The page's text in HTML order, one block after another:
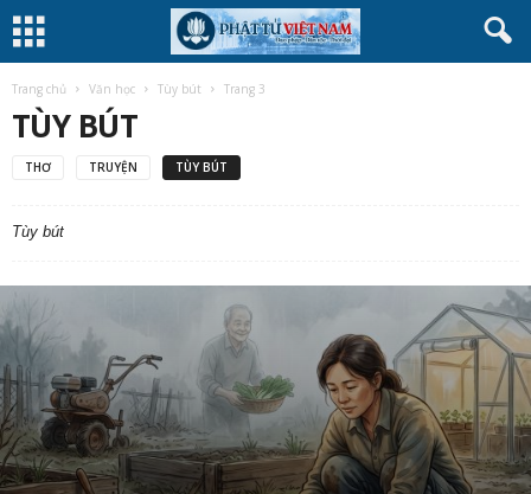
Trang chủ Văn học Tùy bút Trang 3
TÙY BÚT
THƠ TRUYỆN TÙY BÚT
Tùy bút